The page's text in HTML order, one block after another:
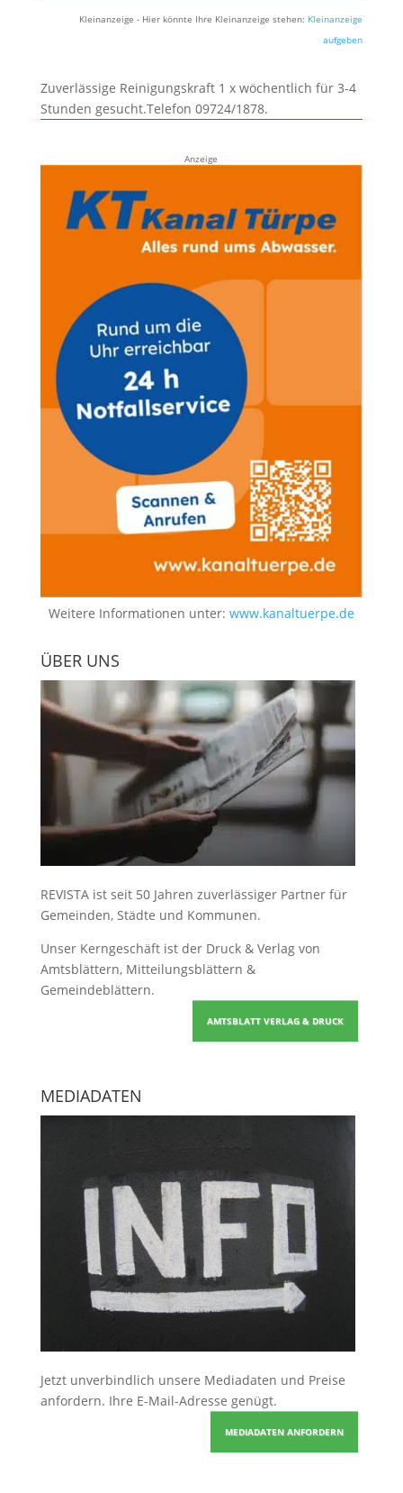
Kleinanzeige - Hier könnte Ihre Kleinanzeige stehen: Kleinanzeige
aufgeben
Zuverlässige Reinigungskraft 1 x wöchentlich für 3-4
Stunden gesucht.Telefon 09724/1878.
Anzeige
Weitere Informationen unter: www.kanaltuerpe.de
ÜBER UNS
REVISTA ist seit 50 Jahren zuverlässiger Partner für
Gemeinden, Städte und Kommunen.
Unser Kerngeschäft ist der Druck & Verlag von
Amtsblättern, Mitteilungsblättern &
Gemeindeblättern.
AMTSBLATT VERLAG & DRUCK
MEDIADATEN
Jetzt unverbindlich unsere Mediadaten und Preise
anfordern. Ihre E-Mail-Adresse genügt.
MEDIADATEN ANFORDERN